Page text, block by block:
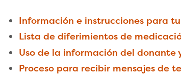
Información e instrucciones para
Lista de diferimientos de
Uso de la información del donante
Proceso para recibir mensajes de